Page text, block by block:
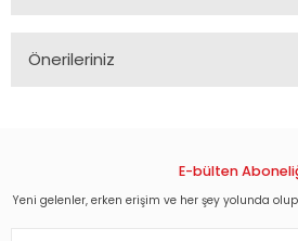
Önerileriniz
Görüş ve önerileriniz için teşekkür
E-bülten
Yeni gelenler, erken erişim ve her şey yolunda